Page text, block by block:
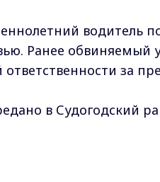
водитель
Ранее обвиняемый
за
в Судогодский